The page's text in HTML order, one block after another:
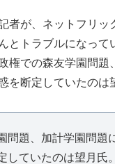
者が、ネットフリッ
とトラブルになっ
権での森友学園問
を断定していたのは
問題、加計学園問題
していたのは望月氏